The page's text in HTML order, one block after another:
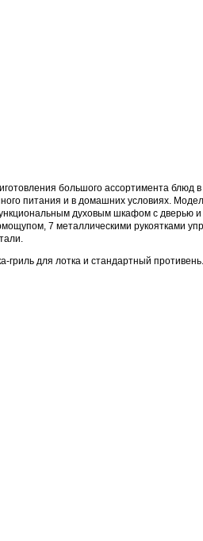
большого ассортимента блюд
питания и в домашних условиях.
духовым шкафом с дверью
7 металлическими рукоятками
гриль для лотка и стандартный противень.